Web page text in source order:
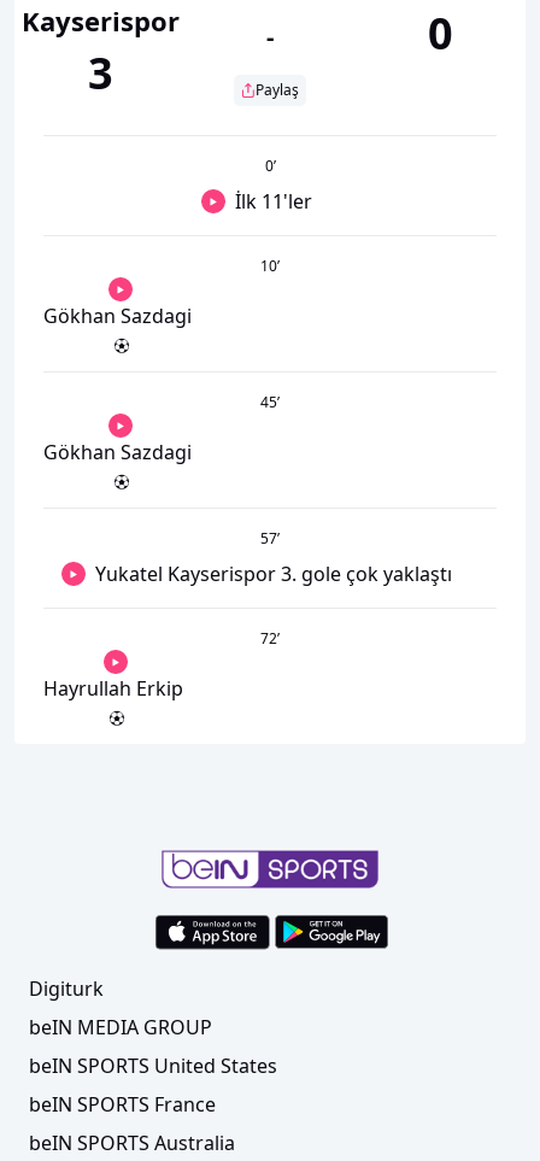
Kayserispor
3
-
Paylaş
0
0’
İlk 11'ler
10’
Gökhan Sazdagi
45’
Gökhan Sazdagi
57’
Yukatel Kayserispor 3. gole çok yaklaştı
72’
Hayrullah Erkip
Digiturk
beIN MEDIA GROUP
beIN SPORTS United States
beIN SPORTS France
beIN SPORTS Australia